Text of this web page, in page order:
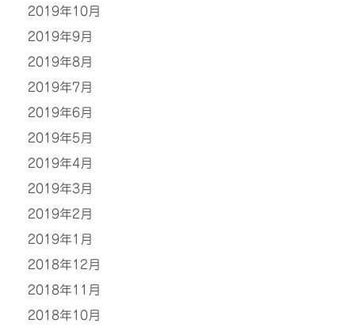
2019年10月
2019年9月
2019年8月
2019年7月
2019年6月
2019年5月
2019年4月
2019年3月
2019年2月
2019年1月
2018年12月
2018年11月
2018年10月